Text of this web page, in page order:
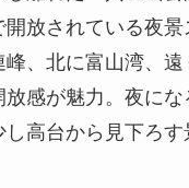
開放されている夜
、北に富山湾、遠
放感が魅力。夜に
高台から見下ろす